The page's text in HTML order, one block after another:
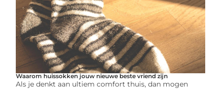
Waarom huissokken jouw nieuwe beste vriend zijn
Als je denkt aan ultiem comfort thuis, dan mogen